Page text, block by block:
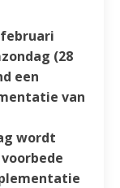
(28
een
van
wordt